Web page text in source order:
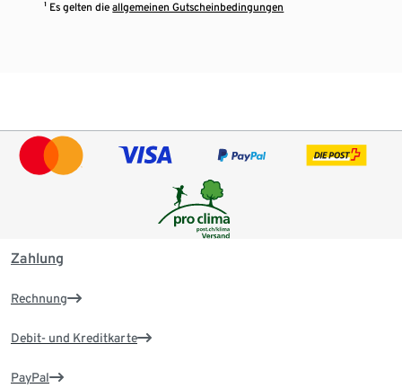
¹ Es gelten dieallgemeinen Gutscheinbedingungen
Zahlung
Rechnung
Debit- und Kreditkarte
PayPal